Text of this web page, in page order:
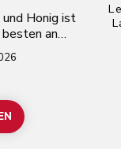
Honig ist
an